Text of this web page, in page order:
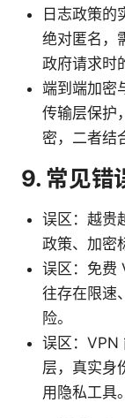
日志政策的
绝对匿名，
政府请求时
端到端加密
传输层保护
密，二者结
9. 常见错
误区：越贵
政策、加密
误区：免费
往存在限速
险。
误区：VPN
层，真实身
用隐私工具。